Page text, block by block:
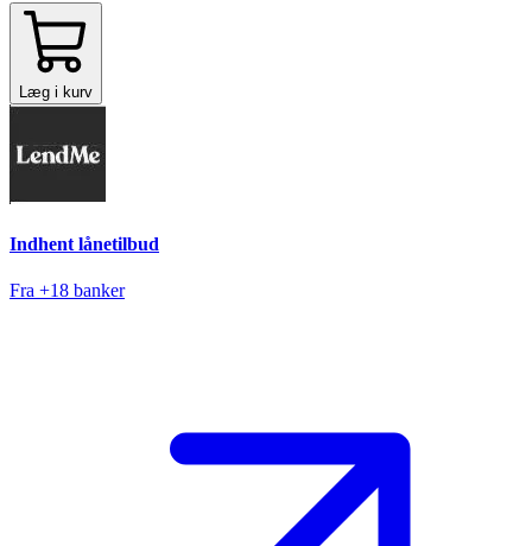
Læg i kurv
Indhent lånetilbud
Fra +18 banker